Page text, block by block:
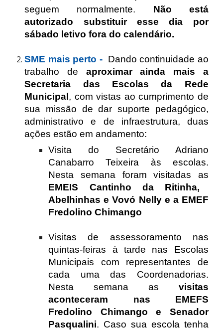
seguem normalmente. Não está
autorizado substituir esse dia por
sábado letivo fora do calendário.
SME mais perto - Dando continuidade ao
trabalho de aproximar ainda mais a
Secretaria das Escolas da Rede
Municipal , com vistas ao cumprimento de
sua missão de dar suporte pedagógico,
administrativo e de infraestrutura, duas
ações estão em andamento:
Visita do Secretário Adriano
Canabarro Teixeira às escolas.
Nesta semana foram visitadas as
EMEIS Cantinho da Ritinha,
Abelhinhas e Vovó Nelly e a EMEF
Fredolino Chimango
Visitas de assessoramento nas
quintas-feiras à tarde nas Escolas
Municipais com representantes de
cada uma das Coordenadorias.
Nesta semana as visitas
aconteceram nas EMEFS
Fredolino Chimango e Senador
Pasqualini. Caso sua escola tenha